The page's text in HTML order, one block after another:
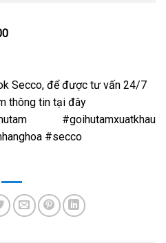
Secco, để được tư vấn 24/7
thông tin tại đây
#goihutamxuatkhau
#secco